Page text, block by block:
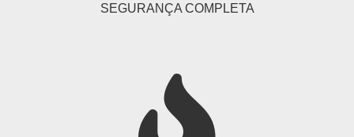
SEGURANÇA COMPLETA